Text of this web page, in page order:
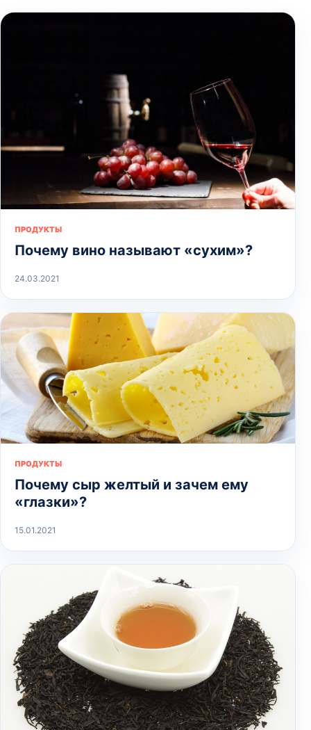
ПРОДУКТЫ
Почему вино называют «сухим»?
24.03.2021
ПРОДУКТЫ
Почему сыр желтый и зачем ему
«глазки»?
15.01.2021